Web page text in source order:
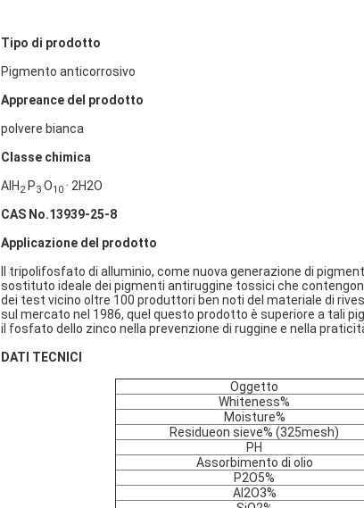
Tipo di prodotto
Pigmento anticorrosivo
Appreance del prodotto
polvere bianca
Classe chimica
AlH 2 P3 O10 · 2H2O
CAS No.13939-25-8
Applicazione del prodotto
Il tripolifosfato di alluminio, come nuova generazione di
sostituto ideale dei pigmenti antiruggine tossici che
dei test vicino oltre 100 produttori ben noti del materiale di
sul mercato nel 1986, quel questo prodotto è superiore a tali
il fosfato dello zinco nella prevenzione di ruggine e nella
DATI TECNICI
Oggetto
Whiteness%
Moisture%
Residueon sieve% (325mesh)
PH
Assorbimento di olio
P2O5%
Al2O3%